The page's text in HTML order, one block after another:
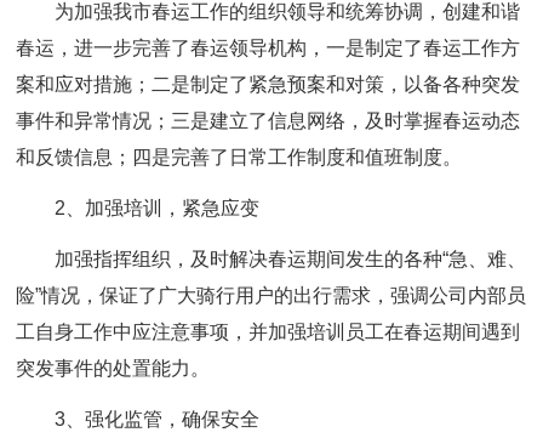
为加强我市春运工作的组织领导和统筹协调，创建和谐
春运，进一步完善了春运领导机构，一是制定了春运工作方
案和应对措施；二是制定了紧急预案和对策，以备各种突发
事件和异常情况；三是建立了信息网络，及时掌握春运动态
和反馈信息；四是完善了日常工作制度和值班制度。
2、加强培训，紧急应变
加强指挥组织，及时解决春运期间发生的各种“急、难、
险”情况，保证了广大骑行用户的出行需求，强调公司内部员
工自身工作中应注意事项，并加强培训员工在春运期间遇到
突发事件的处置能力。
3、强化监管，确保安全